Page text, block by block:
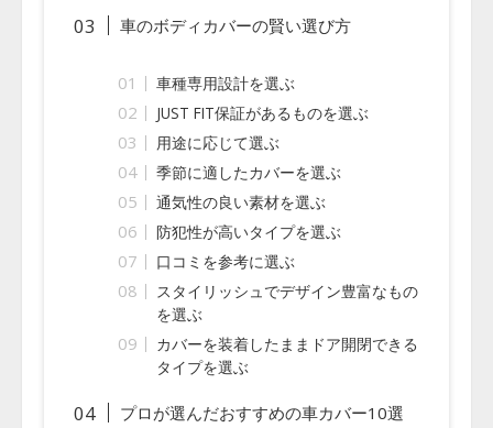
車のボディカバーの賢い選び方
車種専用設計を選ぶ
JUST FIT保証があるものを選ぶ
用途に応じて選ぶ
季節に適したカバーを選ぶ
通気性の良い素材を選ぶ
防犯性が高いタイプを選ぶ
口コミを参考に選ぶ
スタイリッシュでデザイン豊富なもの
を選ぶ
カバーを装着したままドア開閉できる
タイプを選ぶ
プロが選んだおすすめの車カバー10選